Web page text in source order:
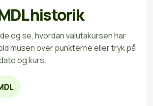
historik
og se, hvordan valutakursen har
musen over punkterne eller tryk på
og kurs.